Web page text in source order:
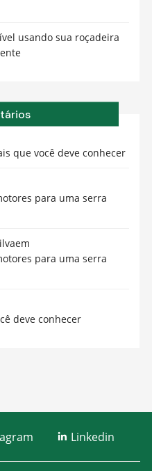
usando sua roçadeira
que você deve conhecer
para uma serra
em
para uma serra
deve conhecer
Linkedin